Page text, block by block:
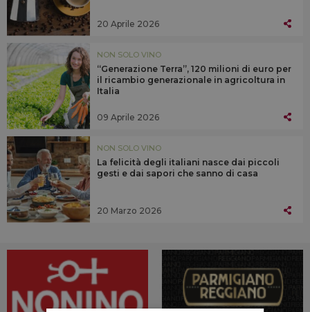
20 Aprile 2026
NON SOLO VINO
“Generazione Terra”, 120 milioni di euro per
il ricambio generazionale in agricoltura in
Italia
09 Aprile 2026
NON SOLO VINO
La felicità degli italiani nasce dai piccoli
gesti e dai sapori che sanno di casa
20 Marzo 2026